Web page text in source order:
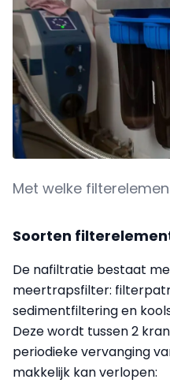
Met welke
Soorten
De nafiltratie bestaat
meertrapsfilter:
sedimentfiltering en
Deze wordt tussen 2
periodieke vervanging
makkelijk kan verlopen: